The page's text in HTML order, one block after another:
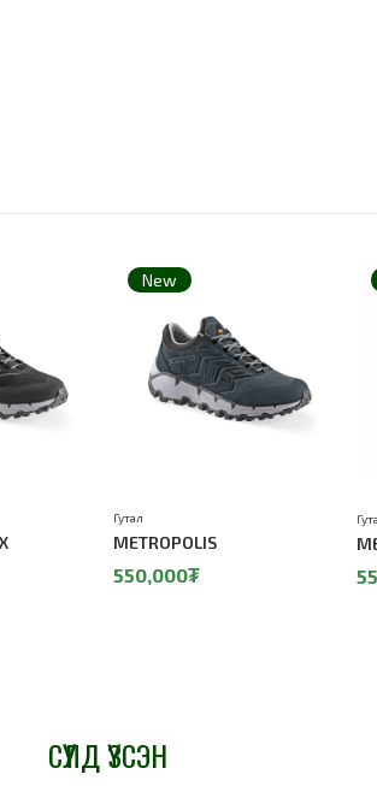
New
METROPOLIS
Гутал
550,000₮
СҮҮЛД ҮЗСЭН